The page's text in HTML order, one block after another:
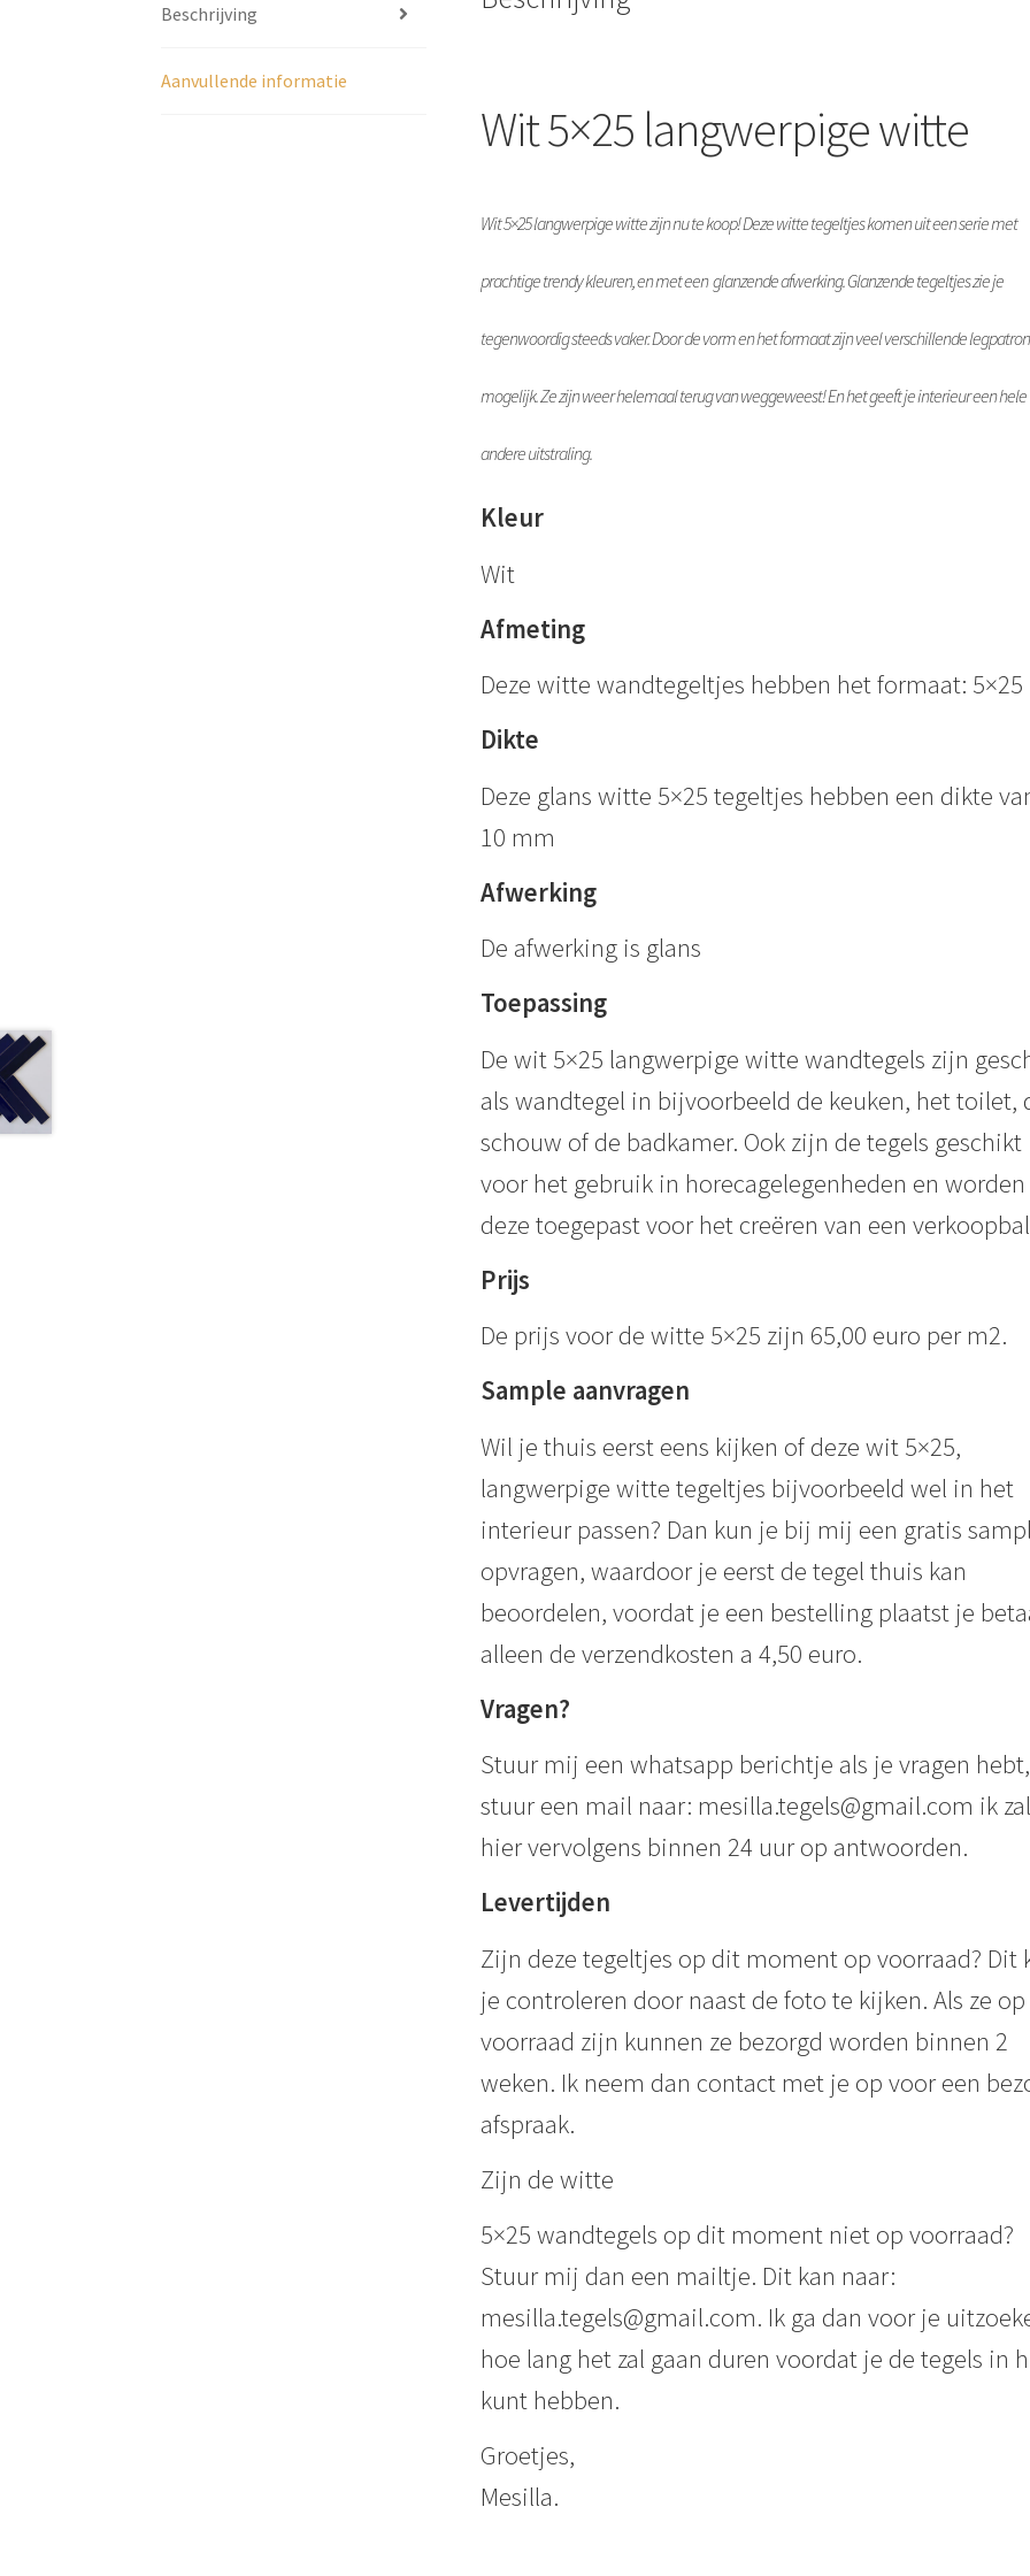
Beschrijving
Aanvullende informatie
Wit 5×25 langwerpige witte
Wit 5×25 langwerpige witte zijn nu te koop! Deze witte tegeltjes komen uit een serie met
prachtige trendy kleuren, en met een glanzende afwerking. Glanzende tegeltjes zie je
tegenwoordig steeds vaker.Door de vorm en het formaat zijn veel verschillende
mogelijk.Ze zijn weer helemaal terug van weggeweest! En het geeft je interieur een hele
andere uitstraling.
Kleur
Wit
Afmeting
Deze witte wandtegeltjes hebben het formaat: 5×25
Dikte
Deze glans witte 5×25 tegeltjes hebben een dikte
10 mm
Afwerking
De afwerking is glans
Toepassing
De wit 5×25 langwerpige witte wandtegels zijn
als wandtegel in bijvoorbeeld de keuken, het toilet,
schouw of de badkamer. Ook zijn de tegels geschikt
voor het gebruik in horecagelegenheden en worden
deze toegepast voor het creëren van een
Prijs
De prijs voor de witte 5×25 zijn 65,00 euro per m2.
Sample aanvragen
Wil je thuis eerst eens kijken of deze wit 5×25,
langwerpige witte tegeltjes bijvoorbeeld wel in het
interieur passen? Dan kun je bij mij een gratis
opvragen, waardoor je eerst de tegel thuis kan
beoordelen, voordat je een bestelling plaatst je
alleen de verzendkosten a 4,50 euro.
Vragen?
Stuur mij een whatsapp berichtje als je vragen
stuur een mail naar: mesilla.tegels@gmail.com ik zal
hier vervolgens binnen 24 uur op antwoorden.
Levertijden
Zijn deze tegeltjes op dit moment op voorraad? Dit
je controleren door naast de foto te kijken. Als ze op
voorraad zijn kunnen ze bezorgd worden binnen 2
weken. Ik neem dan contact met je op voor een
afspraak.
Zijn de witte
5×25 wandtegels op dit moment niet op voorraad?
Stuur mij dan een mailtje. Dit kan naar:
mesilla.tegels@gmail.com. Ik ga dan voor je
hoe lang het zal gaan duren voordat je de tegels in
kunt hebben.
Groetjes,
Mesilla.